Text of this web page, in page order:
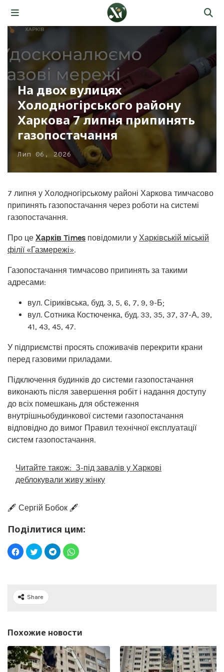
На двох вулицях
Холодногірського району
Харкова 7 липня припинять
газопостачання
Лип 06, 2026
7 липня у Холодногірському районі Харкова тимчасово
припинять газопостачання через роботи на системі
газопостачання.
Про це Харків Times повідомили у Харківській міській
філії «Газмережі».
Газопостачання тимчасово припинять за такими
адресами:
вул. Сіриківська, буд. 3, 5, 6, 7, 9, 9-Б;
вул. Сотника Костюченка, буд. 33, 35, 37, 37-А, 39,
41, 43, 45, 47.
У підприємстві просять споживачів перекрити крани
перед газовими приладами.
Підключення будинків до системи газопостачання
виконають після завершення робіт і надання доступу
до всіх помешкань для обстеження
внутрішньобудинкової системи газопостачання
відповідно до вимог Правил технічної експлуатації
систем газопостачання.
Читайте також: З-під завалів у Харкові
деблокували живу жінку
🖋️ Сергій Бобок 🖋️
Поділитися цим:
Share
Похожие новости